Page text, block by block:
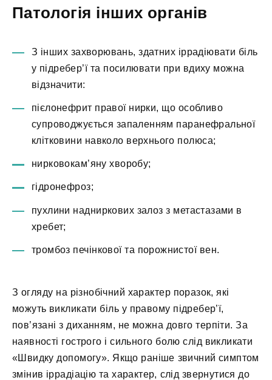
Патологія інших органів
З інших захворювань, здатних іррадіювати біль
у підребер’ї та посилювати при вдиху можна
відзначити:
пієлонефрит правої нирки, що особливо
супроводжується запаленням паранефральної
клітковини навколо верхнього полюса;
нирковокам’яну хворобу;
гідронефроз;
пухлини надниркових залоз з метастазами в
хребет;
тромбоз печінкової та порожнистої вен.
З огляду на різнобічний характер поразок, які
можуть викликати біль у правому підребер’ї,
пов’язані з диханням, не можна довго терпіти. За
наявності гострого і сильного болю слід викликати
«Швидку допомогу». Якщо раніше звичний симптом
змінив іррадіацію та характер, слід звернутися до